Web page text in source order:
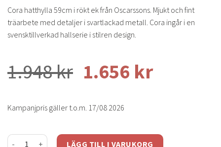
Cora hatthylla 59cm i rökt ek från Oscarssons. Mjukt och fint
träarbete med detaljer i svartlackad metall. Cora ingår i en
svensktillverkad hallserie i stilren design.
1.948kr 1.656 kr
Kampanjpris gäller t.o.m. 17/08 2026
Cora hatthylla rökt ek 59cm mängd
LÄGG TILL I VARUKORG